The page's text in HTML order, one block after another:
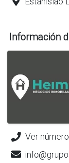
Información
Ver